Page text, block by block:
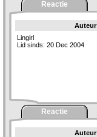
Reactie
Auteur
Lingirl
Lid sinds: 20 Dec 2004
Reactie
Auteur